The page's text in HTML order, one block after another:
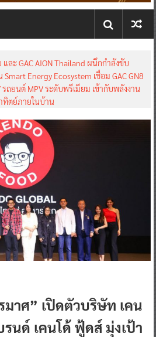
และ GAC AION Thailand ผนึกกำลังขับ
Smart Energy Ecosystem เชื่อม GAC GN8
รถยนต์ MPV ระดับพรีเมียม เข้ากับพลังงาน
ทิตย์ภายในบ้าน
มาศ” เปิดตัวบริษัท เคน
นด์ เคนโด้ ฟู้ดส์ มุ่งเป้า